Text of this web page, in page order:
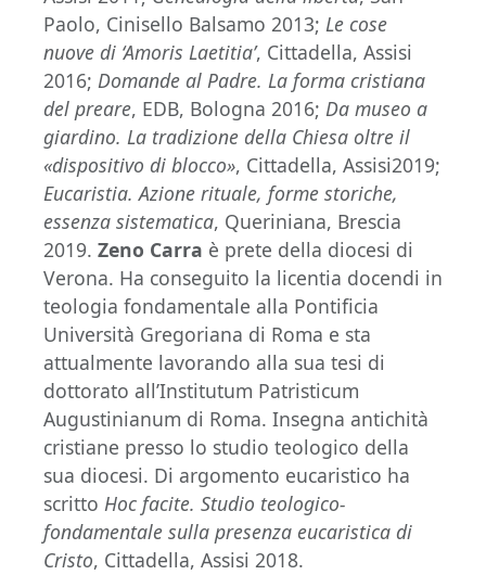
Paolo, Cinisello Balsamo 2013; Le cose
nuove di ‘Amoris Laetitia’, Cittadella, Assisi
2016; Domande al Padre. La forma cristiana
del preare, EDB, Bologna 2016; Da museo a
giardino. La tradizione della Chiesa oltre il
«dispositivo di blocco», Cittadella, Assisi2019;
Eucaristia. Azione rituale, forme storiche,
essenza sistematica, Queriniana, Brescia
2019. Zeno Carra è prete della diocesi di
Verona. Ha conseguito la licentia docendi in
teologia fondamentale alla Pontificia
Università Gregoriana di Roma e sta
attualmente lavorando alla sua tesi di
dottorato all’Institutum Patristicum
Augustinianum di Roma. Insegna antichità
cristiane presso lo studio teologico della
sua diocesi. Di argomento eucaristico ha
scritto Hoc facite. Studio teologico-
fondamentale sulla presenza eucaristica di
Cristo, Cittadella, Assisi 2018.